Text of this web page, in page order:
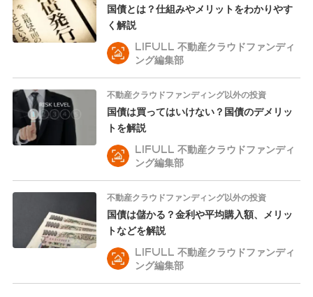
国債とは？仕組みやメリットをわかりやす
く解説
LIFULL 不動産クラウドファンディ
ング編集部
不動産クラウドファンディング以外の投資
国債は買ってはいけない？国債のデメリッ
トを解説
LIFULL 不動産クラウドファンディ
ング編集部
不動産クラウドファンディング以外の投資
国債は儲かる？金利や平均購入額、メリッ
トなどを解説
LIFULL 不動産クラウドファンディ
ング編集部